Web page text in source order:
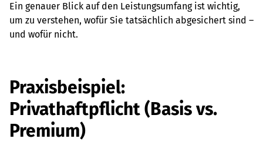
Ein genauer Blick auf den Leistungsumfang ist wichtig,
um zu verstehen, wofür Sie tatsächlich abgesichert sind –
und wofür nicht.
Praxisbeispiel:
Privathaftpflicht (Basis vs.
Premium)